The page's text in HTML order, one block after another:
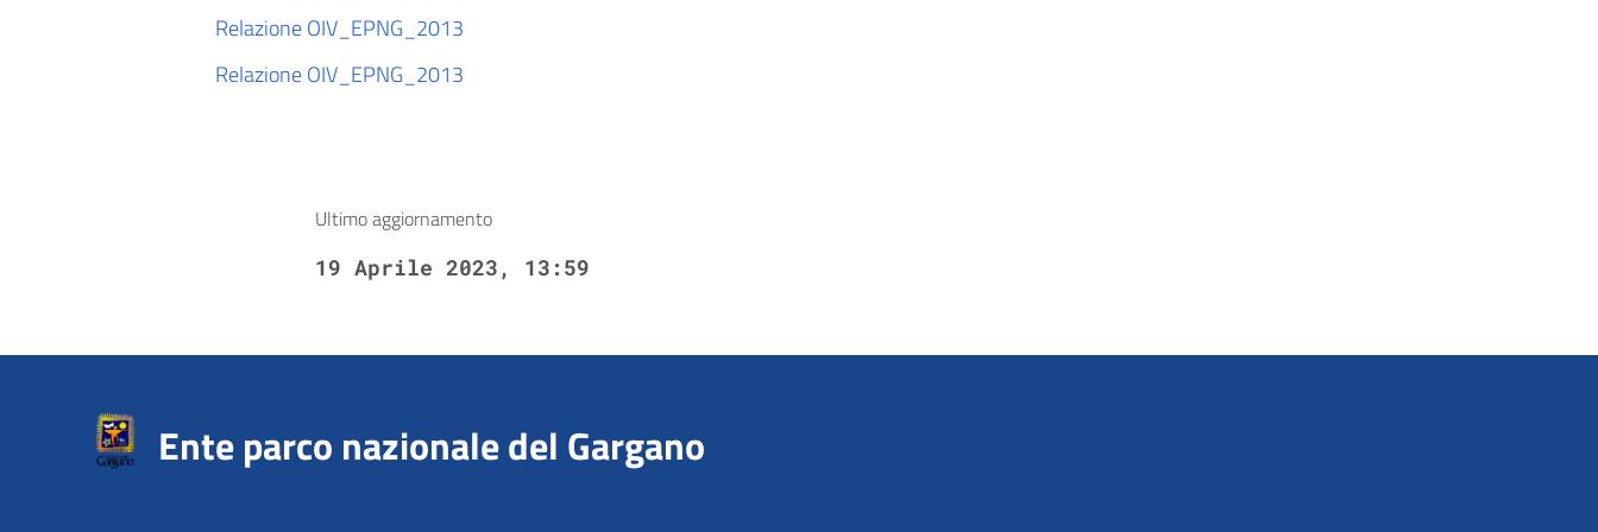
Relazione OIV_EPNG_2013
Relazione OIV_EPNG_2013
Ultimo aggiornamento
19 Aprile 2023, 13:59
Ente parco nazionale del Gargano